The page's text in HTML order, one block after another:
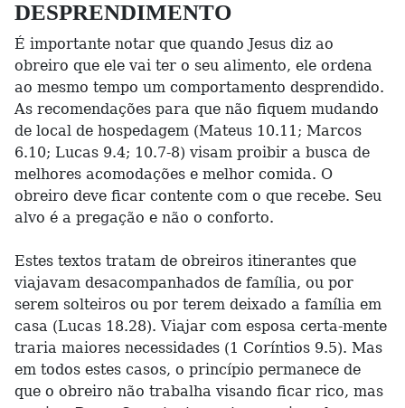
DESPRENDIMENTO
É importante notar que quando Jesus diz ao
obreiro que ele vai ter o seu alimento, ele ordena
ao mesmo tempo um comportamento desprendido.
As recomendações para que não fiquem mudando
de local de hospedagem (Mateus 10.11; Marcos
6.10; Lucas 9.4; 10.7-8) visam proibir a busca de
melhores acomodações e melhor comida. O
obreiro deve ficar contente com o que recebe. Seu
alvo é a pregação e não o conforto.
Estes textos tratam de obreiros itinerantes que
viajavam desacompanhados de família, ou por
serem solteiros ou por terem deixado a família em
casa (Lucas 18.28). Viajar com esposa certa-mente
traria maiores necessidades (1 Coríntios 9.5). Mas
em todos estes casos, o princípio permanece de
que o obreiro não trabalha visando ficar rico, mas